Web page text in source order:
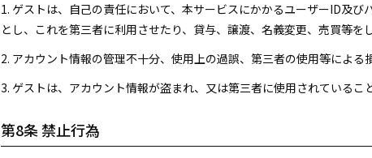
1. ゲストは、自己の責任において、本サービスにかかるユーザーID及
とし、これを第三者に利用させたり、貸与、譲渡、名義変更、売買等を
2. アカウント情報の管理不十分、使用上の過誤、第三者の使用等によ
3. ゲストは、アカウント情報が盗まれ、又は第三者に使用されている
第8条 禁止行為